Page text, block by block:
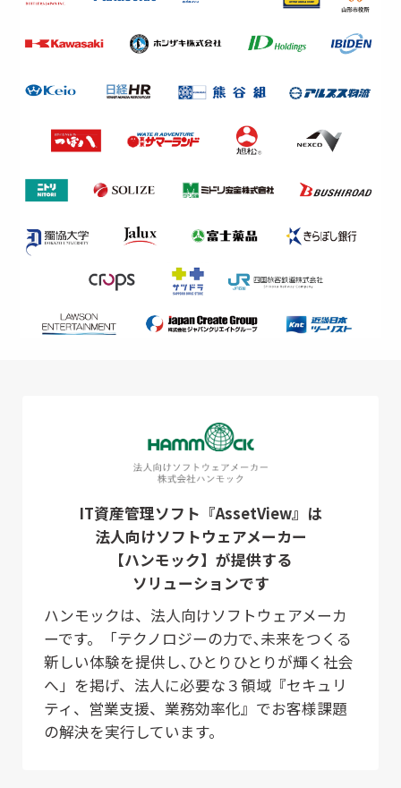
IT資産管理ソフト『AssetView』は
法人向けソフトウェアメーカー
【ハンモック】が提供する
ソリューションです
ハンモックは、法人向けソフトウェアメーカ
ーです。「テクノロジーの力で､未来をつくる
新しい体験を提供し､ひとりひとりが輝く社会
へ」を掲げ、法人に必要な３領域『セキュリ
ティ、営業支援、業務効率化』でお客様課題
の解決を実行しています。